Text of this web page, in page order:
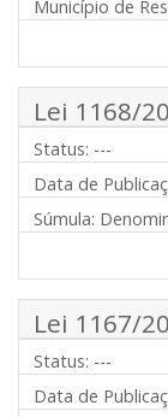
Município de
Lei 1168/
Status: ---
Data de
Súmula:
Lei 1167/
Status: ---
Data de